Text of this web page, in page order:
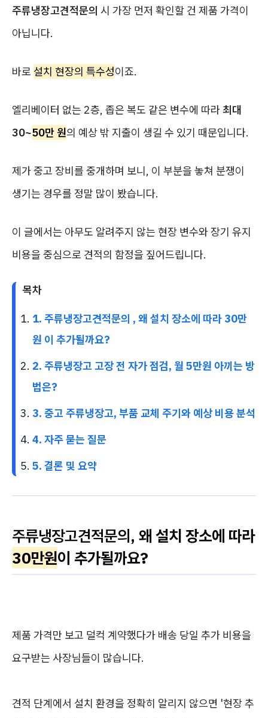
주류냉장고견적문의 시 가장 먼저 확인할 건 제품 가격이
아닙니다.
바로 설치 현장의 특수성이죠.
엘리베이터 없는 2층, 좁은 복도 같은 변수에 따라최대
30~50만 원의 예상 밖 지출이 생길 수 있기 때문입니다.
제가 중고 장비를 중개하며 보니, 이 부분을 놓쳐 분쟁이
생기는 경우를 정말 많이 봤습니다.
이 글에서는 아무도 알려주지 않는 현장 변수와 장기 유지
비용을 중심으로 견적의 함정을 짚어드립니다.
목차
1. 주류냉장고견적문의 , 왜 설치 장소에 따라 30만
원 이 추가될까요?
2. 주류냉장고 고장 전 자가 점검, 월 5만원 아끼는 방
법은?
3. 중고 주류냉장고, 부품 교체 주기와 예상 비용 분석
4. 자주 묻는 질문
5. 결론 및 요약
주류냉장고견적문의, 왜 설치 장소에 따라
30만원이 추가될까요?
제품 가격만 보고 덜컥 계약했다가 배송 당일 추가 비용을
요구받는 사장님들이 많습니다.
견적 단계에서 설치 환경을 정확히 알리지 않으면 '현장 추